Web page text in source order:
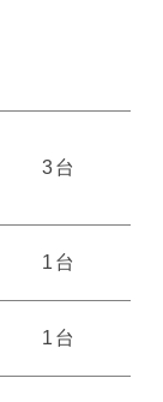
3台
1台
1台